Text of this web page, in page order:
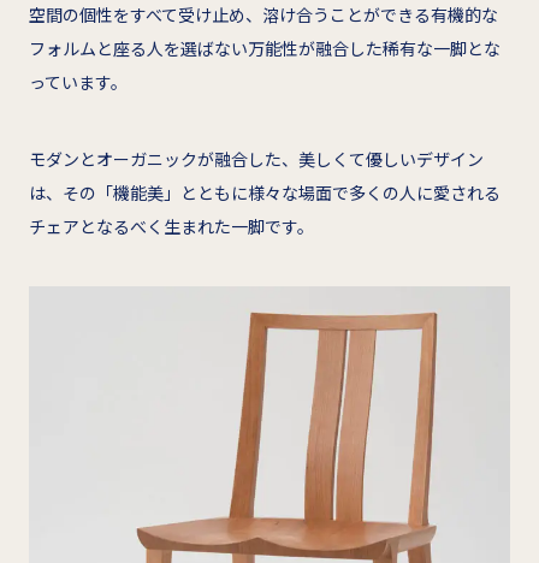
空間の個性をすべて受け止め、溶け合うことができる有機的な
フォルムと座る人を選ばない万能性が融合した稀有な一脚とな
っています。
モダンとオーガニックが融合した、美しくて優しいデザイン
は、その「機能美」とともに様々な場面で多くの人に愛される
チェアとなるべく生まれた一脚です。